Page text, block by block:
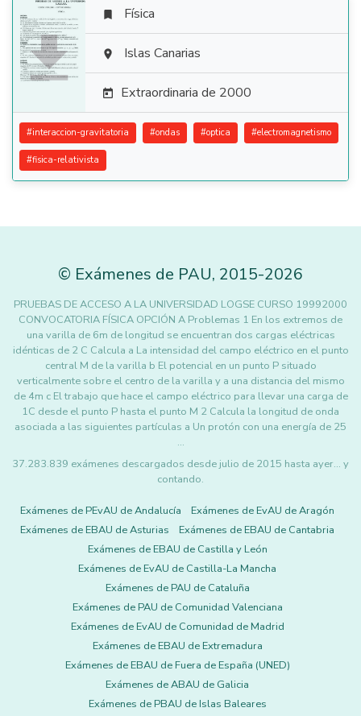

 Física
 Islas Canarias
 Extraordinaria de 2000
#interaccion-gravitatoria #ondas #optica #electromagnetismo
#fisica-relativista
© Exámenes de PAU, 2015-2026
PRUEBAS DE ACCESO A LA UNIVERSIDAD LOGSE CURSO 19992000
CONVOCATORIA FÍSICA OPCIÓN A Problemas 1 En los extremos de
una varilla de 6m de longitud se encuentran dos cargas eléctricas
idénticas de 2 C Calcula a La intensidad del campo eléctrico en el punto
central M de la varilla b El potencial en un punto P situado
verticalmente sobre el centro de la varilla y a una distancia del mismo
de 4m c El trabajo que hace el campo eléctrico para llevar una carga de
1C desde el punto P hasta el punto M 2 Calcula la longitud de onda
asociada a las siguientes partículas a Un protón con una energía de 25
…
37.283.839 exámenes descargados desde julio de 2015 hasta ayer... y
contando.
Exámenes de PEvAU de Andalucía
Exámenes de EvAU de Aragón
Exámenes de EBAU de Asturias
Exámenes de EBAU de Cantabria
Exámenes de EBAU de Castilla y León
Exámenes de EvAU de Castilla-La Mancha
Exámenes de PAU de Cataluña
Exámenes de PAU de Comunidad Valenciana
Exámenes de EvAU de Comunidad de Madrid
Exámenes de EBAU de Extremadura
Exámenes de EBAU de Fuera de España (UNED)
Exámenes de ABAU de Galicia
Exámenes de PBAU de Islas Baleares